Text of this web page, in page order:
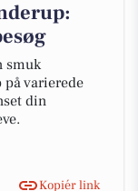
smuk
på varierede
din
Kopiér link